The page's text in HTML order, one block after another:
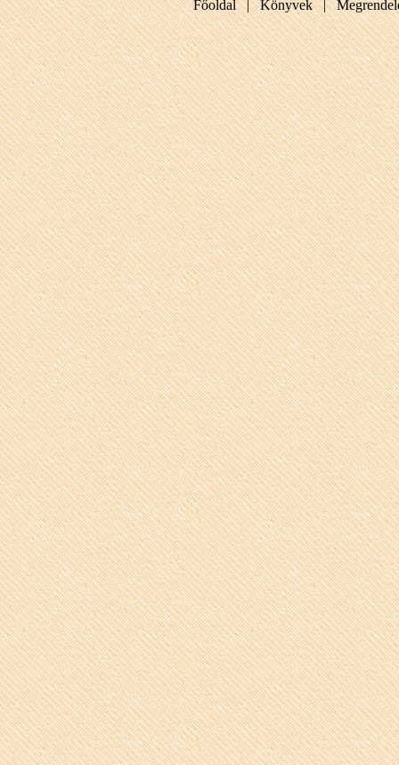
Főoldal | Könyvek |